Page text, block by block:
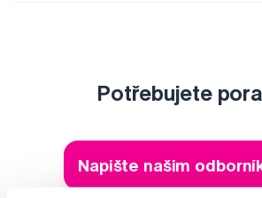
Potřebujete
Napište našim